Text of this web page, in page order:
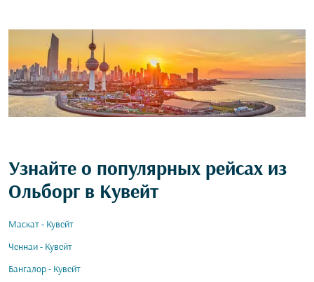
Узнайте о популярных рейсах из
Ольборг в Кувейт
Маскат - Кувейт
Ченнаи - Кувейт
Бангалор - Кувейт